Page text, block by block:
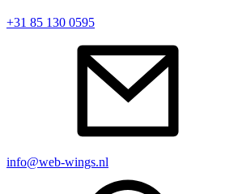
+31 85 130 0595
info@web-wings.nl